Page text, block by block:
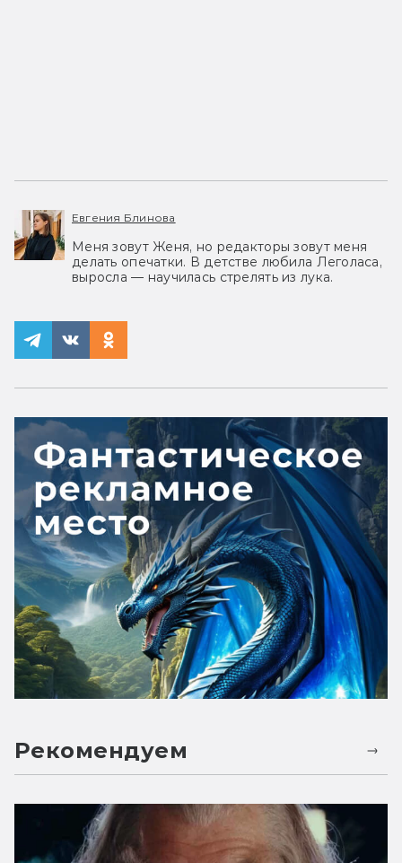
Евгения Блинова
Меня зовут Женя, но редакторы зовут меня
делать опечатки. В детстве любила Леголаса,
выросла — научилась стрелять из лука.
Рекомендуем